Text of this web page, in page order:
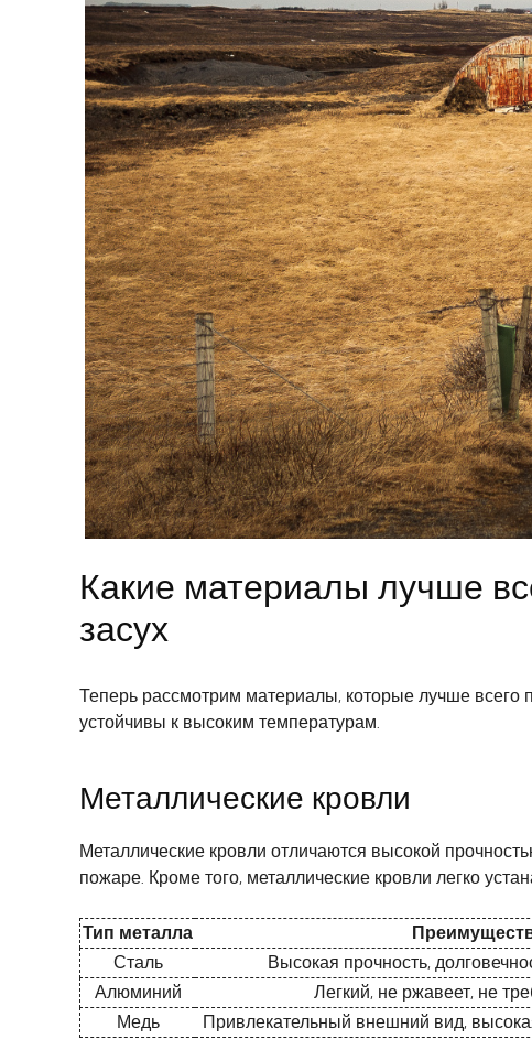
Какие материалы лучше
засух
Теперь рассмотрим материалы, которые лучше всего
устойчивы к высоким температурам.
Металлические кровли
Металлические кровли отличаются высокой
пожаре. Кроме того, металлические кровли легко
Тип металла
Сталь
Высокая прочность,
Алюминий
Легкий, не ржавеет, не
Медь
Привлекательный внешний вид,